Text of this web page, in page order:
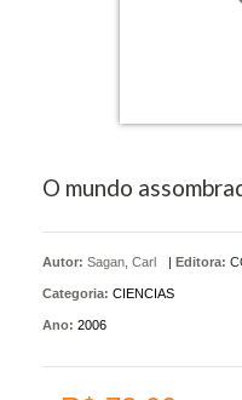
O mundo
Autor: Sagan, Carl | Editora:
Categoria: CIENCIAS
Ano: 2006